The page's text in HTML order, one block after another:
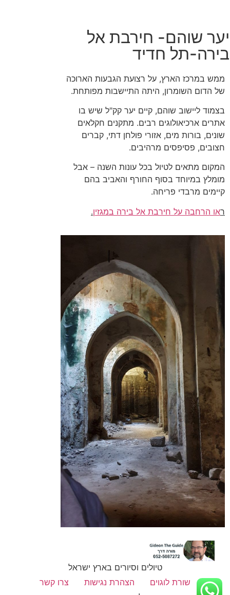
יער שוהם- חירבת אל
בירה-תל חדיד
ממש במרכז הארץ, על רצועת הגבעות הארוכה
של הדום השומרון, היתה התיישבות מפותחת.
בצמוד ליישוב שוהם, קיים יער קק"ל שיש בו
אתרים ארכיאולוגים רבים. מתקנים חקלאים
שונים, בורות מים, אזורי פולחן דתי, קברים
חצובים, פסיפסים מרהיבים.
המקום מתאים לטיול בכל עונות השנה – אבל
מומלץ במיוחד בסוף החורף והאביב בהם
קיימים מרבדי פריחה.
ראו הרחבה על חירבת אל בירה במגזין.
טיולים וסיורים בארץ ישראל
שורת לוגוים
הצהרת נגישות
צרו קשר